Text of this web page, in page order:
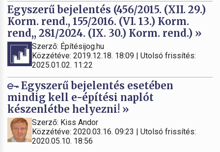
Egyszerű bejelentés (456/2015. (XII. 29.)
Korm. rend., 155/2016. (VI. 13.) Korm.
rend,, 281/2024. (IX. 30.) Korm. rend.) »
Szerző: Építésijog.hu
Közzétéve: 2019.12.18. 18:09 | Utolsó frissítés:
2025.01.02. 11:22
Egyszerű bejelentés esetében
mindig kell e-építési naplót
készenlétbe helyezni! »
Szerző: Kiss Andor
Közzétéve: 2020.03.16. 09:23 | Utolsó frissítés:
2020.05.10. 18:56